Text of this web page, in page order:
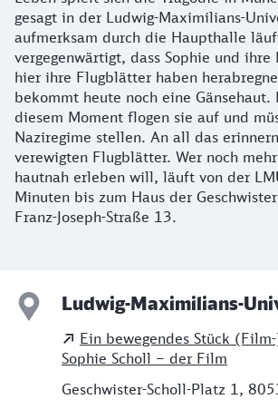
gesagt in der Ludwig-Maximilians-
aufmerksam durch die Haupthalle
vergegenwärtigt, dass Sophie und ihre
hier ihre Flugblätter haben
bekommt heute noch eine Gänsehaut.
diesem Moment flogen sie auf und
Naziregime stellen. An all das
verewigten Flugblätter. Wer noch
hautnah erleben will, läuft von der
Minuten bis zum Haus der
Franz-Joseph-Straße 13.
Ludwig-Maximilians-
Ein bewegendes Stück
Sophie Scholl – der Film
Geschwister-Scholl-Platz 1,